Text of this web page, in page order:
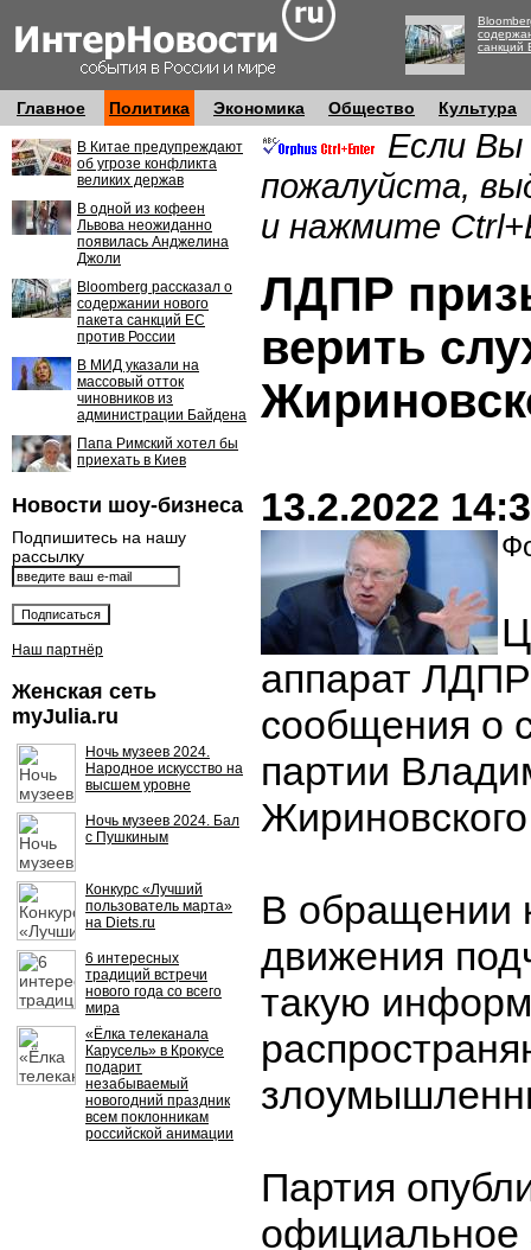
санкций
Главное Политика Экономика Общество Культура
В Китае предупреждают
об угрозе конфликта
великих держав
В одной из кофеен
Львова неожиданно
появилась Анджелина
Джоли
Bloomberg рассказал о
содержании нового
пакета санкций ЕС
против России
В МИД указали на
массовый отток
чиновников из
администрации Байдена
Папа Римский хотел бы
приехать в Киев
Новости шоу-бизнеса
Подпишитесь на нашу
рассылку
Наш партнёр
Женская сеть
myJulia.ru
Ночь музеев 2024.
Народное искусство на
высшем уровне
Ночь музеев 2024. Бал
с Пушкиным
Конкурс «Лучший
пользователь марта»
на Diets.ru
6 интересных
традиций встречи
нового года со всего
мира
«Ёлка телеканала
Карусель» в Крокусе
подарит
незабываемый
новогодний праздник
всем поклонникам
российской анимации
Если Вы
пожалуйста,
и нажмите
ЛДПР
верить
13.2.2022
аппарат
сообщения о
партии
В обращении
движения
такую
Партия
официальное